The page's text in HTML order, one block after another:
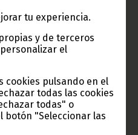
tu experiencia.
y de terceros
el
cookies pulsando en el
todas las cookies
todas" o
botón "Seleccionar las
Ecuatorial